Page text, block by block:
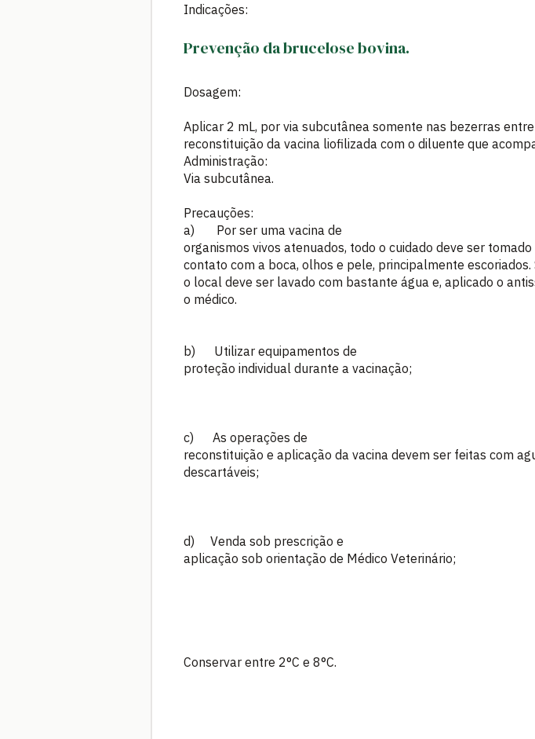
Indicações:
Prevenção da brucelose bovina.
Dosagem:
Aplicar 2 mL, por via subcutânea somente nas bezerras
reconstituição da vacina liofilizada com o diluente que
Administração:
Via subcutânea.
Precauções:
a) Por ser uma vacina de
organismos vivos atenuados, todo o cuidado deve ser
contato com a boca, olhos e pele, principalmente escoriados.
o local deve ser lavado com bastante água e, aplicado o
o médico.
b) Utilizar equipamentos de
proteção individual durante a vacinação;
c) As operações de
reconstituição e aplicação da vacina devem ser feitas com
descartáveis;
d) Venda sob prescrição e
aplicação sob orientação de Médico Veterinário;
Conservar entre 2°C e 8°C.